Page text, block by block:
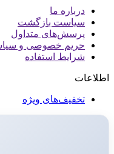
درباره ما
سیاست بازگشت
پرسش‌های متداول
حریم خصوصی و
شرایط استفاده
اطلاعات
تخفیف‌های ویژه